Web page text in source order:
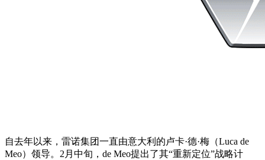
自去年以来，雷诺集团一直由意大利的卢卡·德·梅（Luca de
Meo）领导。2月中旬，de Meo提出了其“重新定位”战略计